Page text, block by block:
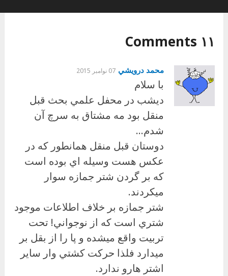
۱۱ Comments
محمد درويشي 07 نوامبر 2015
با سلام
ديشب در محفل علمي بحث قبل
منقل بود مه مشتاق به سرچ آن
شدم…
دوستان قبل منقل همانطور كه در
عكس هست وسيله اي بوده است
كه بر گردن شتر جمازه سوار
ميكردند.
شتر جمازه بر خلاف اطلاعات موجود
شتري است كه از نوجواني! تحت
تربيت واقع ميشده و پا را از بقل بر
ميدارد فلذا حركت كشتي وار ساير
اشتر هارو ندارد.